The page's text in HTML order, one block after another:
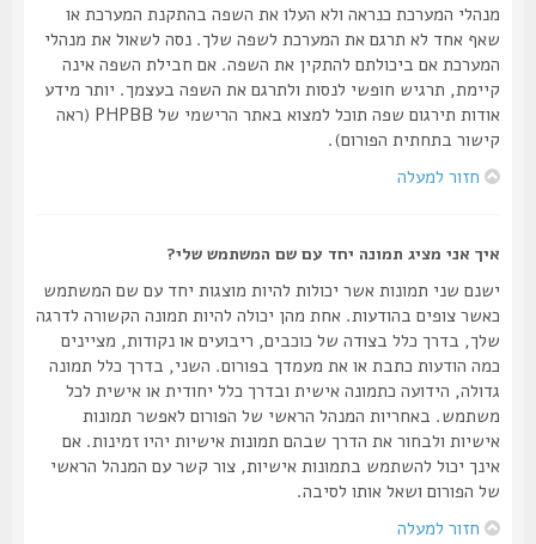
מנהלי המערכת כנראה ולא העלו את השפה בהתקנת המערכת או
שאף אחד לא תרגם את המערכת לשפה שלך. נסה לשאול את מנהלי
המערכת אם ביכולתם להתקין את השפה. אם חבילת השפה אינה
קיימת, תרגיש חופשי לנסות ולתרגם את השפה בעצמך. יותר מידע
אודות תירגום שפה תוכל למצוא באתר הרישמי של PHPBB (ראה
קישור בתחתית הפורום).
חזור למעלה
איך אני מציג תמונה יחד עם שם המשתמש שלי?
ישנם שני תמונות אשר יכולות להיות מוצגות יחד עם שם המשתמש
כאשר צופים בהודעות. אחת מהן יכולה להיות תמונה הקשורה לדרגה
שלך, בדרך כלל בצודה של כוכבים, ריבועים או נקודות, מציינים
כמה הודעות כתבת או את מעמדך בפורום. השני, בדרך כלל תמונה
גדולה, הידועה כתמונה אישית ובדרך כלל יחודית או אישית לכל
משתמש. באחריות המנהל הראשי של הפורום לאפשר תמונות
אישיות ולבחור את הדרך שבהם תמונות אישיות יהיו זמינות. אם
אינך יכול להשתמש בתמונות אישיות, צור קשר עם המנהל הראשי
של הפורום ושאל אותו לסיבה.
חזור למעלה